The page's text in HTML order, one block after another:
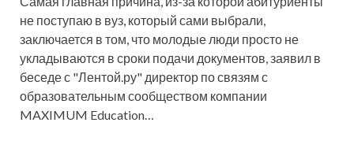
не поступаю в вуз, который сами выбрали,
заключается в том, что молодые люди просто не
укладываются в сроки подачи документов, заявил в
беседе с "Лентой.ру" директор по связям с
образовательным сообществом компании
MAXIMUM Education…